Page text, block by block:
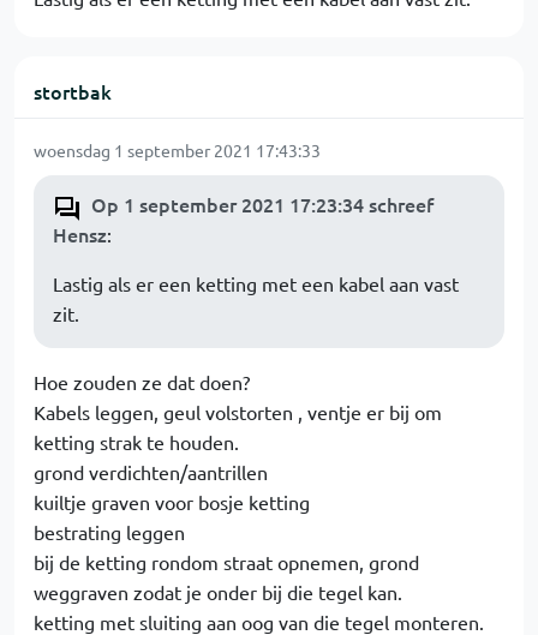
stortbak
woensdag 1 september 2021 17:43:33
Op 1 september 2021 17:23:34 schreef
Hensz:
Lastig als er een ketting met een kabel aan vast
zit.
Hoe zouden ze dat doen?
Kabels leggen, geul volstorten , ventje er bij om
ketting strak te houden.
grond verdichten/aantrillen
kuiltje graven voor bosje ketting
bestrating leggen
bij de ketting rondom straat opnemen, grond
weggraven zodat je onder bij die tegel kan.
ketting met sluiting aan oog van die tegel monteren.